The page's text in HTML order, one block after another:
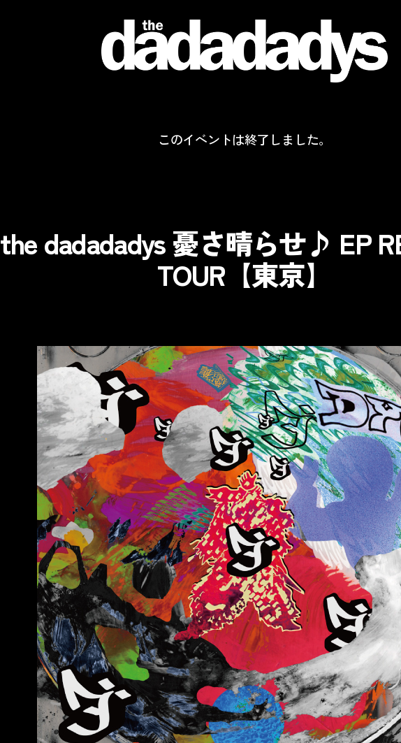
このイベントは終了しました。
the dadadadys 憂さ晴らせ♪ EP
TOUR【東京】